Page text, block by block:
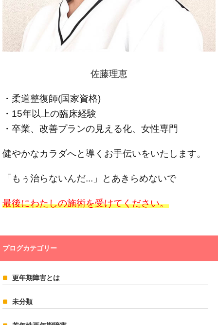
佐藤理恵
・柔道整復師(国家資格)
・15年以上の臨床経験
・卒業、改善プランの見える化、女性専門
健やかなカラダへと導くお手伝いをいたします。
「もぅ治らないんだ...」とあきらめないで
最後にわたしの施術を受けてください。
プログカテゴリー
更年期障害とは
未分類